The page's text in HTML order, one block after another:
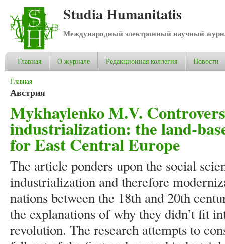
Studia Humanitatis
Международный электронный научный
Главная О журнале Редакционная коллегия Новости
Вы здесь
Главная
Австрия
Mykhaylenko M.V.
industrialization: the land-
for East Central Europe
The article ponders upon the social
industrialization and therefore
nations between the 18th and 20th
the explanations of why they didn’t fit
revolution. The research attempts to